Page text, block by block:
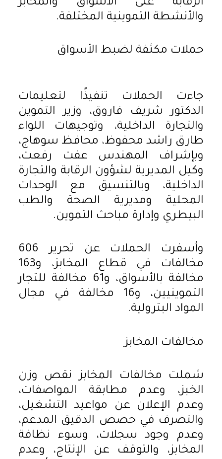
الرقابة على الأسواق والمخابز
والأنشطة التموينية المختلفة.
حملات مكثفة لضبط الأسواق
جاءت الحملات تنفيذًا لتعليمات
الدكتور شريف فاروق، وزير التموين
والتجارة الداخلية، وتوجيهات اللواء
طارق راشد محفوظ، محافظ سوهاج،
وبإشراف المهندس عفت رفعت،
وكيل المديرية لشؤون الرقابة والتجارة
الداخلية، وبالتنسيق مع الوحدات
المحلية ومديرية الصحة والطب
البيطري وإدارة مباحث التموين.
وأسفرت الحملات عن تحرير 606
مخالفات في قطاع المخابز، و163
مخالفة بالأسواق، و61 مخالفة للتجار
التموينيين، و16 مخالفة في مجال
المواد البترولية.
مخالفات المخابز
شملت مخالفات المخابز نقص وزن
الخبز، وعدم مطابقة المواصفات،
وعدم الإعلان عن مواعيد التشغيل،
والتصرف في حصص الدقيق المدعم،
وعدم وجود سجلات، وسوء نظافة
المخابز، والتوقف عن الإنتاج، وعدم